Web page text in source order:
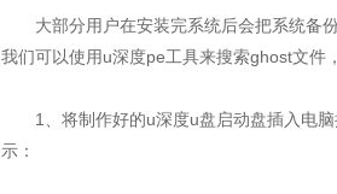
大部分用户在安装完系统后会把系统备份
我们可以使用u深度pe工具来搜索ghost文件
1、将制作好的u深度u盘启动盘插入电脑
示：